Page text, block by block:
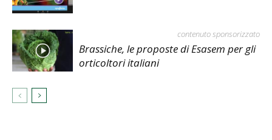
contenuto sponsorizzato
Brassiche, le proposte di Esasem per gli
orticoltori italiani